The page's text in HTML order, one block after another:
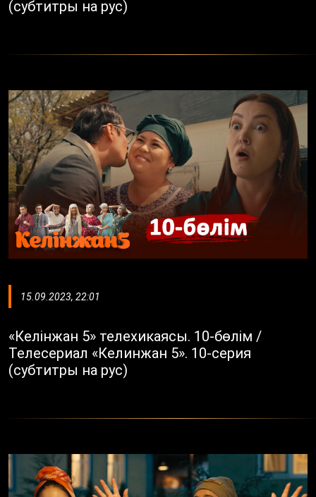
(субтитры на рус)
15.09.2023, 22:01
«Келінжан 5» телехикаясы. 10-бөлім /
Телесериал «Келинжан 5». 10-серия
(субтитры на рус)